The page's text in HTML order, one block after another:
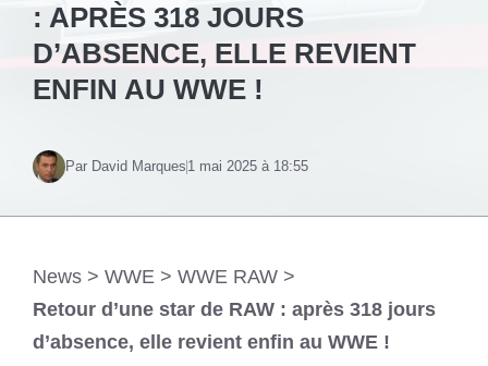
: APRÈS 318 JOURS
D’ABSENCE, ELLE REVIENT
ENFIN AU WWE !
Par David Marques 1 mai 2025 à 18:55
News > WWE > WWE RAW >
Retour d’une star de RAW : après 318 jours
d’absence, elle revient enfin au WWE !